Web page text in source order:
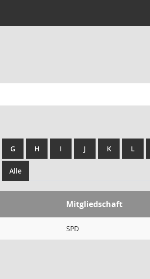
G H I J K L
Alle
Mitgliedschaft
SPD